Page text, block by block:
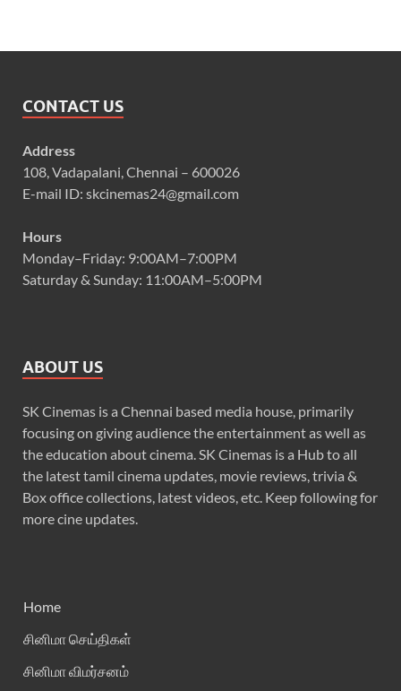
CONTACT US
Address
108, Vadapalani, Chennai – 600026
E-mail ID: skcinemas24@gmail.com
Hours
Monday–Friday: 9:00AM–7:00PM
Saturday & Sunday: 11:00AM–5:00PM
ABOUT US
SK Cinemas is a Chennai based media house, primarily
focusing on giving audience the entertainment as well as
the education about cinema. SK Cinemas is a Hub to all
the latest tamil cinema updates, movie reviews, trivia &
Box office collections, latest videos, etc. Keep following for
more cine updates.
Home
சினிமா செய்திகள்
சினிமா விமர்சனம்